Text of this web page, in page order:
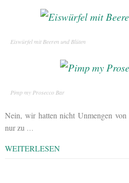
Eiswürfel mit Beeren und Blüten
Pimp my Prosecco Bar
Nein, wir hatten nicht Unmengen
nur zu …
WEITERLESEN